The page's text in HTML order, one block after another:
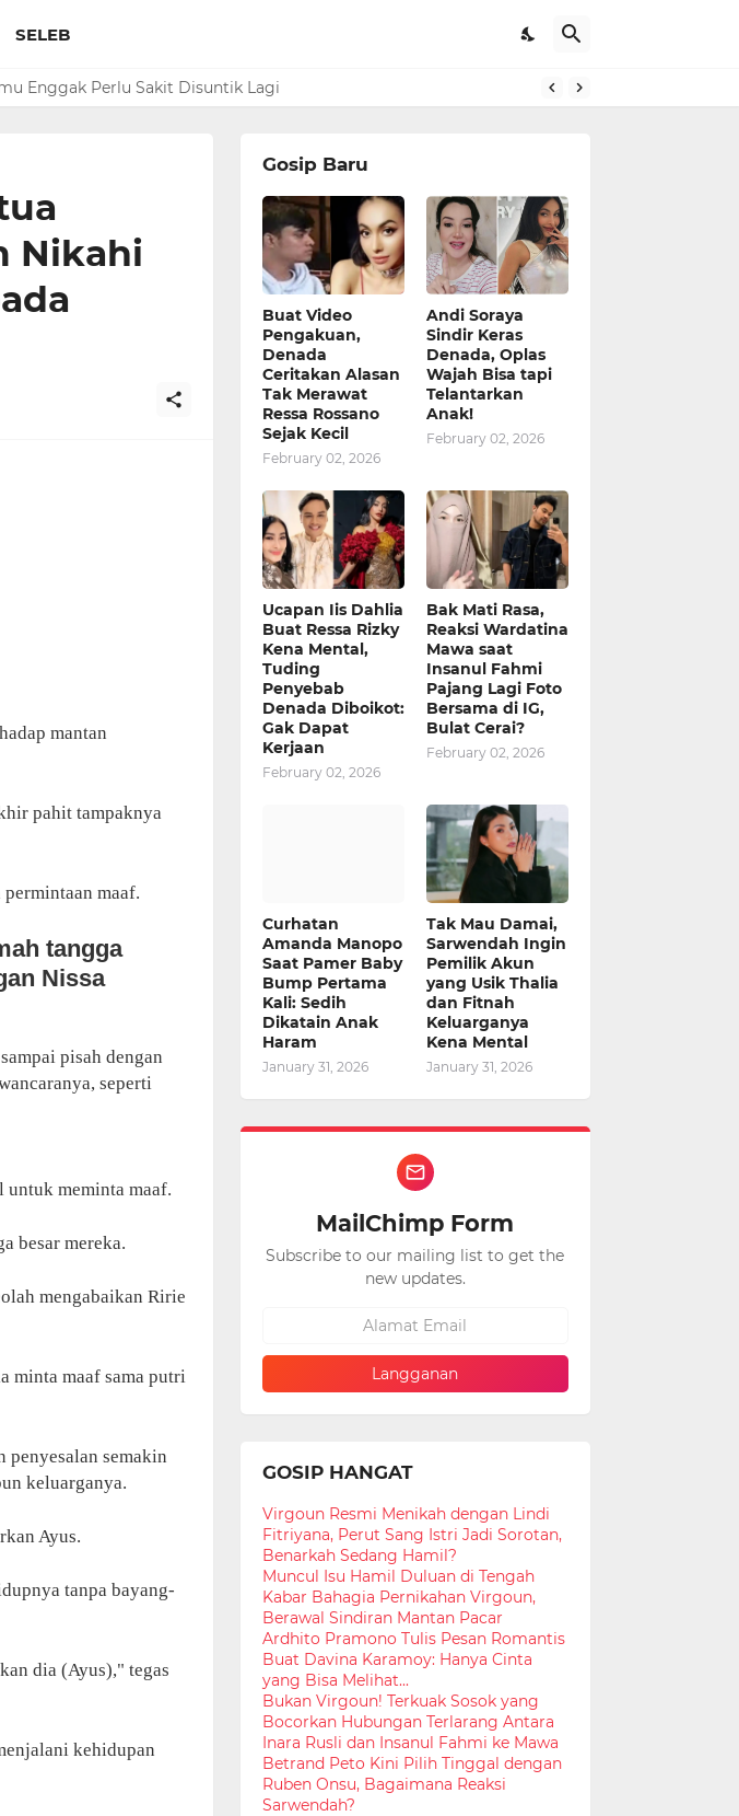
SELEB
Enggak Perlu Sakit Disuntik Lagi
Bandung Barat
Nikahi
mantan
pahit tampaknya
maaf.
tangga
Nissa
pisah dengan
seperti
untuk meminta maaf.
besar mereka.
mengabaikan Ririe
minta maaf sama putri
semakin
keluarganya.
Ayus.
tanpa bayang-
dia (Ayus)," tegas
kehidupan
Gosip Baru
Buat Video
Pengakuan,
Denada
Ceritakan Alasan
Tak Merawat
Ressa Rossano
Sejak Kecil
February 02, 2026
Andi Soraya
Sindir Keras
Denada, Oplas
Wajah Bisa tapi
Telantarkan
Anak!
February 02, 2026
Ucapan Iis Dahlia
Buat Ressa Rizky
Kena Mental,
Tuding
Penyebab
Denada Diboikot:
Gak Dapat
Kerjaan
February 02, 2026
Bak Mati Rasa,
Reaksi Wardatina
Mawa saat
Insanul Fahmi
Pajang Lagi Foto
Bersama di IG,
Bulat Cerai?
February 02, 2026
Curhatan
Amanda Manopo
Saat Pamer Baby
Bump Pertama
Kali: Sedih
Dikatain Anak
Haram
January 31, 2026
Tak Mau Damai,
Sarwendah Ingin
Pemilik Akun
yang Usik Thalia
dan Fitnah
Keluarganya
Kena Mental
January 31, 2026
MailChimp Form
Subscribe to our mailing list to get the
new updates.
GOSIP HANGAT
Virgoun Resmi Menikah dengan Lindi
Fitriyana, Perut Sang Istri Jadi Sorotan,
Benarkah Sedang Hamil?
Muncul Isu Hamil Duluan di Tengah
Kabar Bahagia Pernikahan Virgoun,
Berawal Sindiran Mantan Pacar
Ardhito Pramono Tulis Pesan Romantis
Buat Davina Karamoy: Hanya Cinta
yang Bisa Melihat...
Bukan Virgoun! Terkuak Sosok yang
Bocorkan Hubungan Terlarang Antara
Inara Rusli dan Insanul Fahmi ke Mawa
Betrand Peto Kini Pilih Tinggal dengan
Ruben Onsu, Bagaimana Reaksi
Sarwendah?